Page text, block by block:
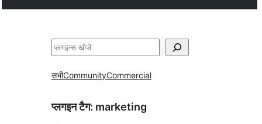
खोजें
सभीCommunityCommercial
प्लगइन टैग: marketing